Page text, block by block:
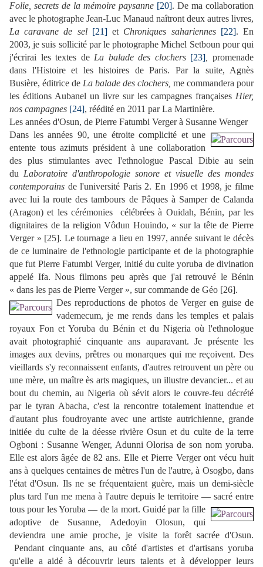
Folie, secrets de la mémoire paysanne [20]. De ma collaboration
avec le photographe Jean-Luc Manaud naîtront deux autres livres,
La caravane de sel [21]et Chroniques sahariennes [22]. En
2003, je suis sollicité par le photographe Michel Setboun pour qui
j'écrirai les textes de La balade des clochers [23] ,promenade
dans l'Histoire et les histoires de Paris. Par la suite, Agnès
Busière, éditrice de La balade des clochers, me commandera pour
les éditions Aubanel un livre sur les campagnes françaises Hier,
nos campagnes [24], réédité en 2011 par La Martinière.
Les années d'Osun, de Pierre Fatumbi Verger à Susanne Wenger
Dans les années 90, une étroite complicité et une
entente tous azimuts président à une collaboration
des plus stimulantes avec l'ethnologue Pascal Dibie au sein
du Laboratoire d'anthropologie sonore et visuelle des mondes
contemporains de l'université Paris 2. En 1996 et 1998, je filme
avec lui la route des tambours de Pâques à Samper de Calanda
(Aragon) et les cérémonies célébrées à Ouidah, Bénin, par les
dignitaires de la religion Vôdun Houindo, « sur la tête de Pierre
Verger » [25]. Le tournage a lieu en 1997, année suivant le décès
de ce luminaire de l'ethnologie participante et de la photographie
que fut Pierre Fatumbi Verger, initié du culte yoruba de divination
appelé Ifa. Nous filmons peu après que j'ai retrouvé le Bénin
« dans les pas de Pierre Verger », sur commande de Géo [26].
Des reproductions de photos de Verger en guise de
vademecum, je me rends dans les temples et palais
royaux Fon et Yoruba du Bénin et du Nigeria où l'ethnologue
avait photographié cinquante ans auparavant. Je présente les
images aux devins, prêtres ou monarques qui me reçoivent. Des
vieillards s'y reconnaissent enfants, d'autres retrouvent un père ou
une mère, un maître ès arts magiques, un illustre devancier... et au
bout du chemin, au Nigeria où sévit alors le couvre-feu décrété
par le tyran Abacha, c'est la rencontre totalement inattendue et
d'autant plus foudroyante avec une artiste autrichienne, grande
initiée du culte de la déesse rivière Osun et du culte de la terre
Ogboni : Susanne Wenger, Adunni Olorisa de son nom yoruba.
Elle est alors âgée de 82 ans. Elle et Pierre Verger ont vécu huit
ans à quelques centaines de mètres l'un de l'autre, à Osogbo, dans
l'état d'Osun. Ils ne se fréquentaient guère, mais un demi-siècle
plus tard l'un me mena à l'autre depuis le territoire — sacré entre
tous pour les Yoruba— de la mort. Guidé par la fille
adoptive de Susanne, Adedoyin Olosun, qui
deviendra une amie proche, je visite la forêt sacrée d'Osun.
Pendant cinquante ans, au côté d'artistes et d'artisans yoruba
qu'elle a aidé à découvrir leurs talents et à développer leurs